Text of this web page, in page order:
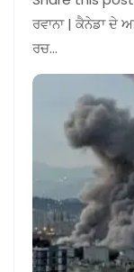
ਰਵਾਨਾ | ਕੈਨੇਡਾ ਦੇ
ਰਚ…